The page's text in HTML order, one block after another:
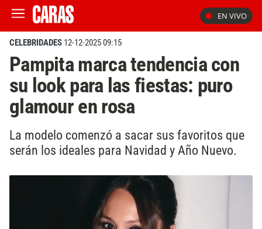
EN VIVO
CELEBRIDADES 12-12-2025 09:15
Pampita marca tendencia con
su look para las fiestas: puro
glamour en rosa
La modelo comenzó a sacar sus favoritos que
serán los ideales para Navidad y Año Nuevo.